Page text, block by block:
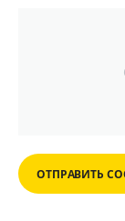
ОТПРАВИТЬ